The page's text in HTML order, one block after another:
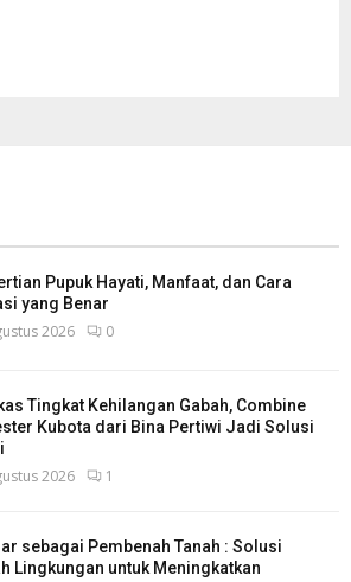
Pupuk Hayati, Manfaat, dan Cara
yang Benar
2026 0
Tingkat Kehilangan Gabah, Combine
Kubota dari Bina Pertiwi Jadi Solusi
2026 1
sebagai Pembenah Tanah : Solusi
Lingkungan untuk Meningkatkan